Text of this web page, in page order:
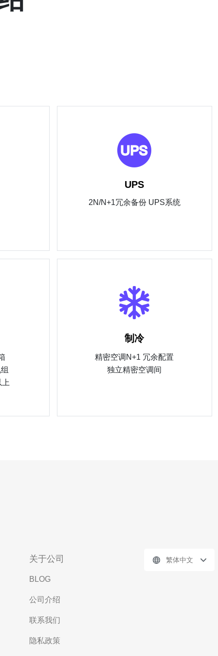
UPS
2N/N+1冗余备份 UPS系统
制冷
精密空调N+1 冗余配置
独立精密空调间
关于公司
BLOG
公司介绍
联系我们
隐私政策
繁体中文